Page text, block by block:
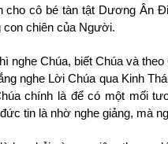
cho cô bé tàn tật Dương Ân
chiên của Người.
nghe Chúa, biết Chúa và theo
nghe Lời Chúa qua Kinh
chính là để có một mối
tin là nhờ nghe giảng, mà